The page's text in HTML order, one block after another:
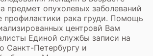
предмет опухолевых заболеваний
профилактики рака груди. Помощь
центровй Вам
Единой службы записи на
Санкт-Петербургу и